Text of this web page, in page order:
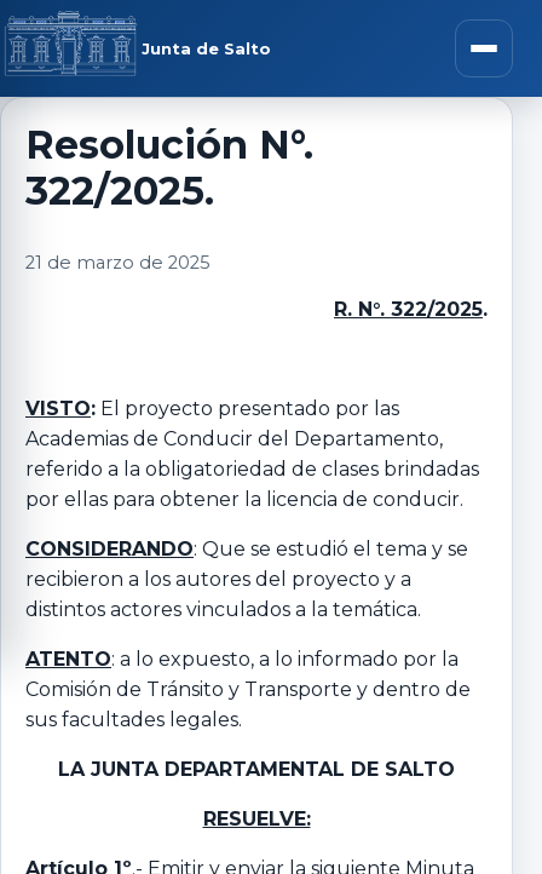
Saltar al contenido
Junta de Salto Abrir
menú
Resolución N°.
322/2025.
21 de marzo de 2025
R. N°. 322/2025.
VISTO: El proyecto presentado por las
Academias de Conducir del Departamento,
referido a la obligatoriedad de clases brindadas
por ellas para obtener la licencia de conducir.
CONSIDERANDO: Que se estudió el tema y se
recibieron a los autores del proyecto y a
distintos actores vinculados a la temática.
ATENTO: a lo expuesto, a lo informado por la
Comisión de Tránsito y Transporte y dentro de
sus facultades legales.
LA JUNTA DEPARTAMENTAL DE SALTO
RESUELVE:
Artículo 1º.- Emitir y enviar la siguiente Minuta